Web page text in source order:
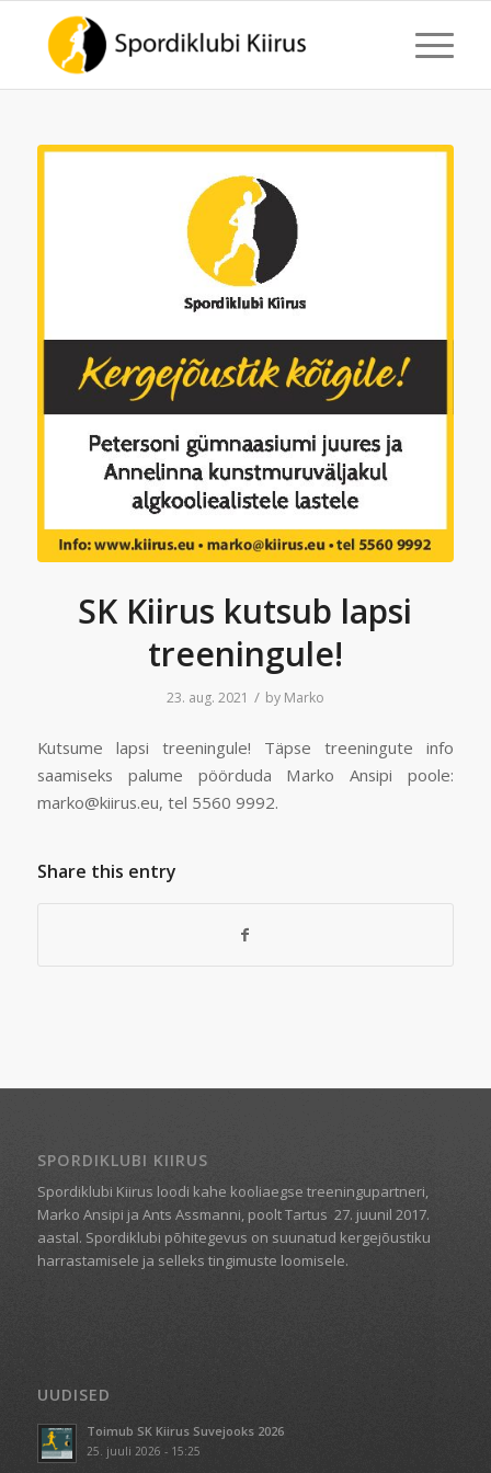
SK Kiirus kutsub lapsi
treeningule!
23. aug. 2021 / by Marko
Kutsume lapsi treeningule! Täpse treeningute info
saamiseks palume pöörduda Marko Ansipi poole:
marko@kiirus.eu, tel 5560 9992.
Share this entry
SPORDIKLUBI KIIRUS
Spordiklubi Kiirus loodi kahe kooliaegse treeningupartneri,
Marko Ansipi ja Ants Assmanni, poolt Tartus 27. juunil 2017.
aastal. Spordiklubi põhitegevus on suunatud kergejõustiku
harrastamisele ja selleks tingimuste loomisele.
UUDISED
Toimub SK Kiirus Suvejooks 2026
25. juuli 2026 - 15:25